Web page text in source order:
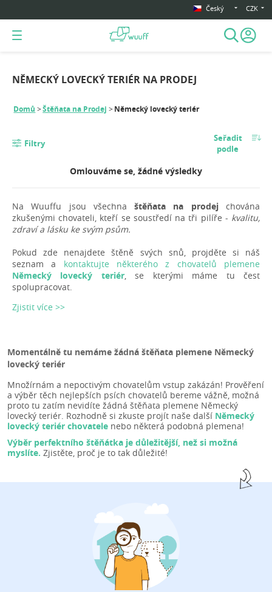
Český CZK
NĚMECKÝ LOVECKÝ TERIÉR NA PRODEJ
Domů Štěňata na Prodej Německý lovecký teriér
Filtry
Seřadit
podle
Omlouváme se, žádné výsledky
Na Wuuffu jsou všechnaštěňata na prodejchována
zkušenými chovateli, kteří se soustředí na tři pilíře - kvalitu,
zdraví a lásku ke svým psům.
Pokud zde nenajdete štěně svých snů, projděte si náš
seznam a kontaktujte některého z chovatelů plemene
Německý lovecký teriér, se kterými máme tu čest
spolupracovat.
Zjistit více >>
Momentálně tu nemáme žádná štěňata plemene Německý
lovecký teriér
Množírnám a nepoctivým chovatelům vstup zakázán! Prověření
a výběr těch nejlepších psích chovatelů bereme vážně, možná
proto tu zatím nevidíte žádná štěňata plemene Německý
lovecký teriér. Rozhodně si zkuste projít naše další Německý
lovecký teriér chovatele nebo některá podobná plemena!
Výběr perfektního štěňátka je důležitější, než si možná
myslíte. Zjistěte, proč je to tak důležité!